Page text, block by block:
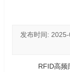
发布时间:
RFID高频